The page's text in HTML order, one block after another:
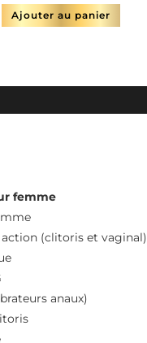
Ajouter au panier
femme
(clitoris et vaginal)
anaux)